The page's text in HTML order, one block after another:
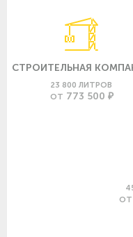
СТРОИТЕЛЬНАЯ
23 800 ЛИТРОВ
ОТ 773 500 ₽
ОТ